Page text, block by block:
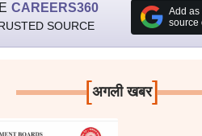
CAREERS360
SOURCE
Add as
source
[अगली खबर]